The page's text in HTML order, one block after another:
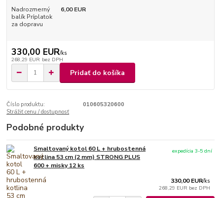
Nadrozmerný
balík Príplatok
za dopravu
6,00 EUR
330,00 EUR/ks
268,29 EUR bez DPH
Pridať do košíka
Číslo produktu:
010605320600
Strážiť cenu / dostupnosť
Podobné produkty
Smaltovaný kotol 60 L + hrubostenná
kotlina 53 cm (2 mm) STRONG PLUS
600 + misky 12 ks
330,00 EUR/ks
268,29 EUR bez DPH
expedícia 3-5 dní